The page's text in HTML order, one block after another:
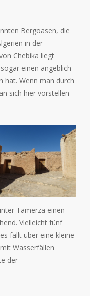
Bergoasen, die
in der
Chebika liegt
einen angeblich
hat. Wenn man durch
sich hier vorstellen
Tamerza einen
Vielleicht fünf
fällt über eine kleine
Wasserfällen
der